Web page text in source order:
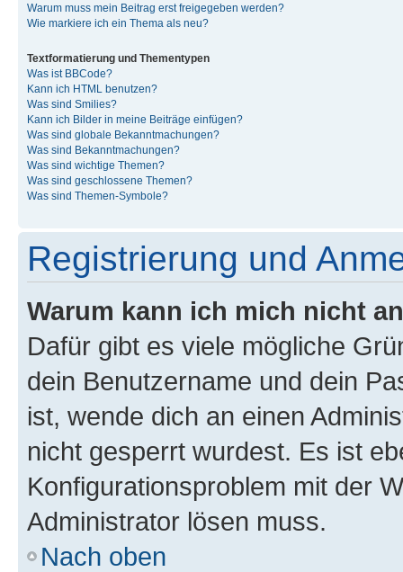
Warum muss mein Beitrag erst freigegeben werden?
Wie markiere ich ein Thema als neu?
Textformatierung und Thementypen
Was ist BBCode?
Kann ich HTML benutzen?
Was sind Smilies?
Kann ich Bilder in meine Beiträge einfügen?
Was sind globale Bekanntmachungen?
Was sind Bekanntmachungen?
Was sind wichtige Themen?
Was sind geschlossene Themen?
Was sind Themen-Symbole?
Registrierung und
Warum kann ich mich nicht
Dafür gibt es viele mögliche
dein Benutzername und dein
ist, wende dich an einen
nicht gesperrt wurdest. Es ist
Konfigurationsproblem mit der
Administrator lösen muss.
Nach oben